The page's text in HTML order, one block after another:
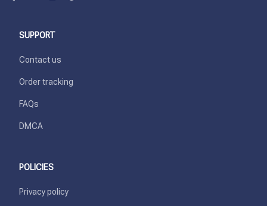
SUPPORT
Contact us
Order tracking
FAQs
DMCA
POLICIES
Privacy policy